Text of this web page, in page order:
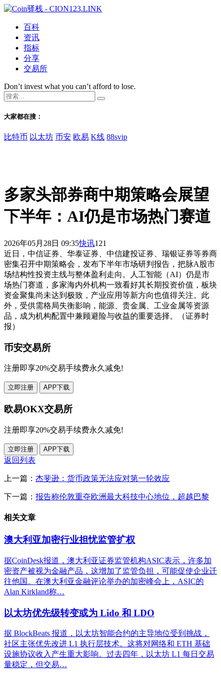
百科
资讯
指标
分享
交易所
Don’t invest what you can’t afford to lose.
大家都在搜：
比特币 以太坊 币安 欧易 K线 88svip
多家头部券商中期策略会展望
下半年：AI仍是市场热门赛道
2026年05月28日 09:35快讯121
近日，中信证券、华泰证券、中信建投证券、瑞银证券等券商
密集召开中期策略会，发布下半年市场研判报告，把脉A股市
场结构性投资主线与整体盈利走向。人工智能（AI）仍是市
场热门赛道，多家海内外机构一致看好其长期投资价值，板块
资金聚集尚未达到极致，产业应用等新方向也值得关注。此
外，受供需格局失衡影响，能源、贵金属、工业金属等资源
品，成为机构配置中兼顾避险与收益的重要选择。（证券时
报）
币安交易所
注册即享20%交易手续费永久减免!
立即注册 APP下载
欧易OKX交易所
注册即享20%交易手续费永久减免!
立即注册 APP下载
返回列表
上一篇： 杰斐逊：货币政策无法应对第一轮效应
下一篇： 报告称伦敦重夺欧洲最大科技中心地位，超越巴黎
相关文章
澳大利亚加密行业担忧监管扩权
据CoinDesk报道，澳大利亚证券监管机构ASIC表示，许多加
密资产被视为金融产品，这增加了监管负担，可能促使企业迁
往他国。在澳大利亚金融评论举办的加密峰会上，ASIC的
Alan Kirkland称…
以太坊优先级转变或为 Lido 和 LDO
据 BlockBeats 报道，以太坊智能合约的主导地位受到挑战，
社区主张优先改进 L1 执行层技术。这将对网络和 ETH 基础
设施协议收入产生重大影响。过去四年，以太坊 L1 每日交易
量稳定，但交易…